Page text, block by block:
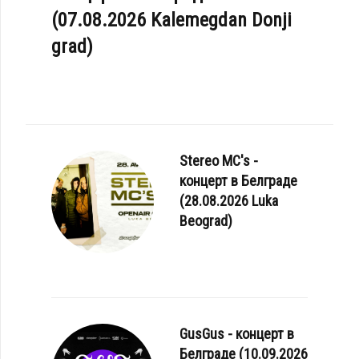
- «WAITING ROOM (VOLUME 2)»
(07.08.2026 Kalemegdan Donji
grad)
Stereo MC's -
концерт в Белграде
(28.08.2026 Luka
Beograd)
GusGus - концерт в
Белграде (10.09.2026